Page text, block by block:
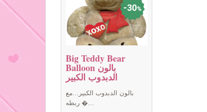
30%
Big Teddy Bear
Balloon بالون
الدبدوب الكبير
بالون الدبدوب الكبير...مع
ربطه �...